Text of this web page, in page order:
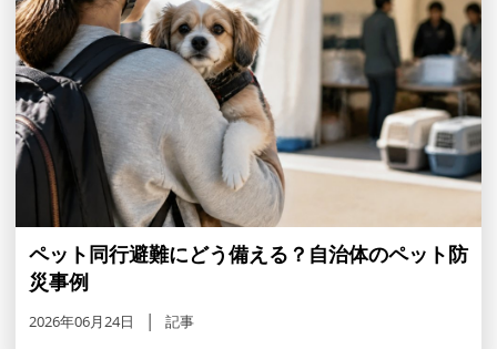
ペット同行避難にどう備える？自治体のペット防
災事例
2026年06月24日 記事